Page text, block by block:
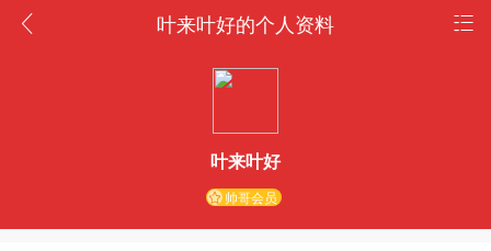
叶来叶好的个人资料
叶来叶好
帅哥会员